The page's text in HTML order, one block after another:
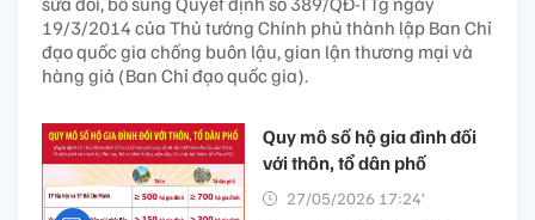
19/3/2014 của Thủ tướng Chính phủ thành lập Ban Chỉ
đạo quốc gia chống buôn lậu, gian lận thương mại và
hàng giả (Ban Chỉ đạo quốc gia).
Quy mô số hộ gia đình đối
với thôn, tổ dân phố
27/05/2026 17:24’